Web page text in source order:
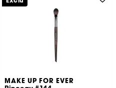
MAKE UP FOR EVER